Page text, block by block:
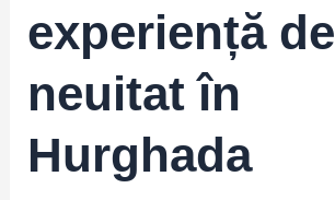
experiență de
neuitat în
Hurghada